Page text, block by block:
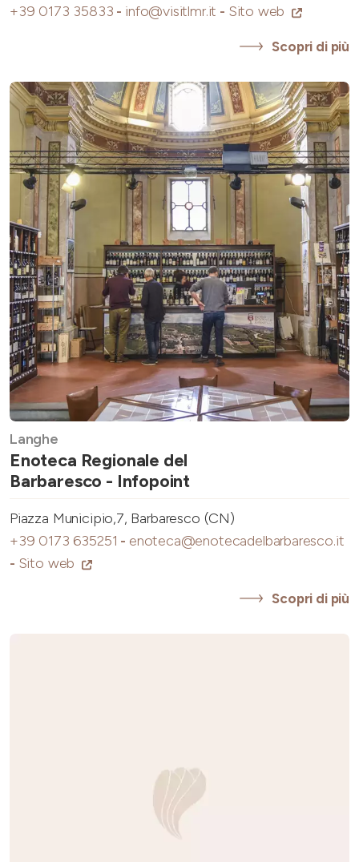
+39 0173 35833 - info@visitlmr.it - Sito web
Scopri di più
Langhe
Enoteca Regionale del
Barbaresco - Infopoint
Piazza Municipio,7, Barbaresco (CN)
+39 0173 635251 - enoteca@enotecadelbarbaresco.it
- Sito web
Scopri di più